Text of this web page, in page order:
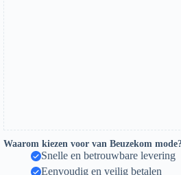
Waarom kiezen voor van Beuzekom
Snelle en betrouwbare levering
Eenvoudig en veilig betalen